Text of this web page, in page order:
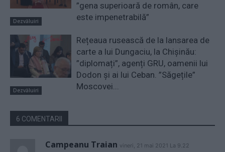
Dezvăluiri
”gena superioară de român, care
este impenetrabilă”
Dezvăluiri
Rețeaua rusească de la lansarea de
carte a lui Dungaciu, la Chișinău:
”diplomați”, agenți GRU, oamenii lui
Dodon și ai lui Ceban. ”Săgețile”
Moscovei...
6 COMENTARII
Campeanu Traian vineri, 21 mai 2021 La 9.22